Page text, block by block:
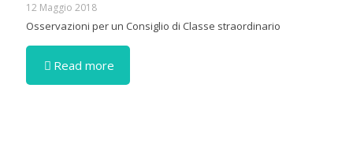
12 Maggio 2018
Osservazioni per un Consiglio di Classe straordinario
Read more